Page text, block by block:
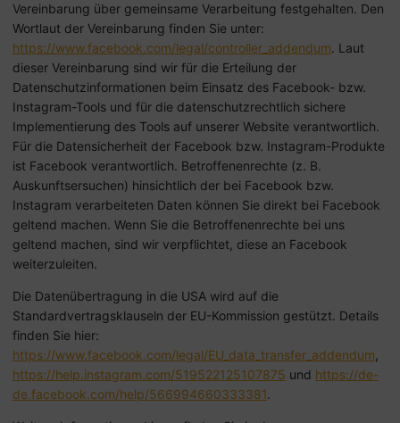
Vereinbarung über gemeinsame Verarbeitung festgehalten. Den
Wortlaut der Vereinbarung finden Sie unter:
https://www.facebook.com/legal/controller_addendum. Laut
dieser Vereinbarung sind wir für die Erteilung der
Datenschutzinformationen beim Einsatz des Facebook- bzw.
Instagram-Tools und für die datenschutzrechtlich sichere
Implementierung des Tools auf unserer Website verantwortlich.
Für die Datensicherheit der Facebook bzw. Instagram-Produkte
ist Facebook verantwortlich. Betroffenenrechte (z. B.
Auskunftsersuchen) hinsichtlich der bei Facebook bzw.
Instagram verarbeiteten Daten können Sie direkt bei Facebook
geltend machen. Wenn Sie die Betroffenenrechte bei uns
geltend machen, sind wir verpflichtet, diese an Facebook
weiterzuleiten.
Die Datenübertragung in die USA wird auf die
Standardvertragsklauseln der EU-Kommission gestützt. Details
finden Sie hier:
https://www.facebook.com/legal/EU_data_transfer_addendum
https://help.instagram.com/519522125107875 und https://de-
de.facebook.com/help/566994660333381.